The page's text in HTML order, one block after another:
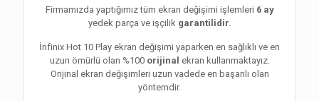
Firmamızda yaptığımız tüm ekran değişimi işlemleri 6 ay
yedek parça ve işçilik garantilidir.
İnfinix Hot 10 Play ekran değişimi yaparken en sağlıklı ve en
uzun ömürlü olan %100 orijinal ekran kullanmaktayız.
Orijinal ekran değişimleri uzun vadede en başarılı olan
yöntemdir.